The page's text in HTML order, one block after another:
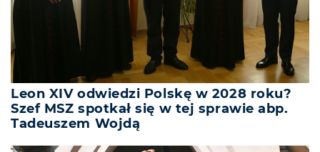
Leon XIV odwiedzi Polskę w 2028 roku?
Szef MSZ spotkał się w tej sprawie abp.
Tadeuszem Wojdą